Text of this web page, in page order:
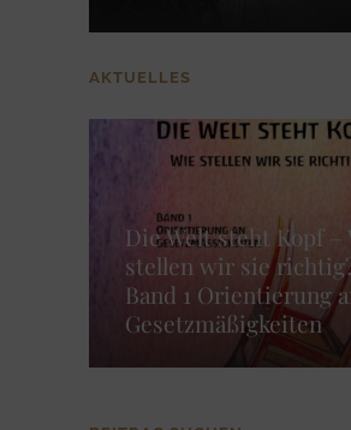
AKTUELLES
Die Welt steht Kopf –
stellen wir sie
Band 1 Orientierung
Gesetzmäßigkeiten